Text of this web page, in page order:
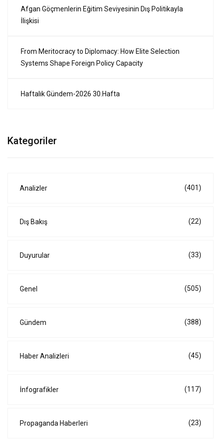
Afgan Göçmenlerin Eğitim Seviyesinin Dış Politikayla
İlişkisi
From Meritocracy to Diplomacy: How Elite Selection
Systems Shape Foreign Policy Capacity
Haftalık Gündem-2026 30.Hafta
Kategoriler
Analizler (401)
Dış Bakış (22)
Duyurular (33)
Genel (505)
Gündem (388)
Haber Analizleri (45)
İnfografikler (117)
Propaganda Haberleri (23)